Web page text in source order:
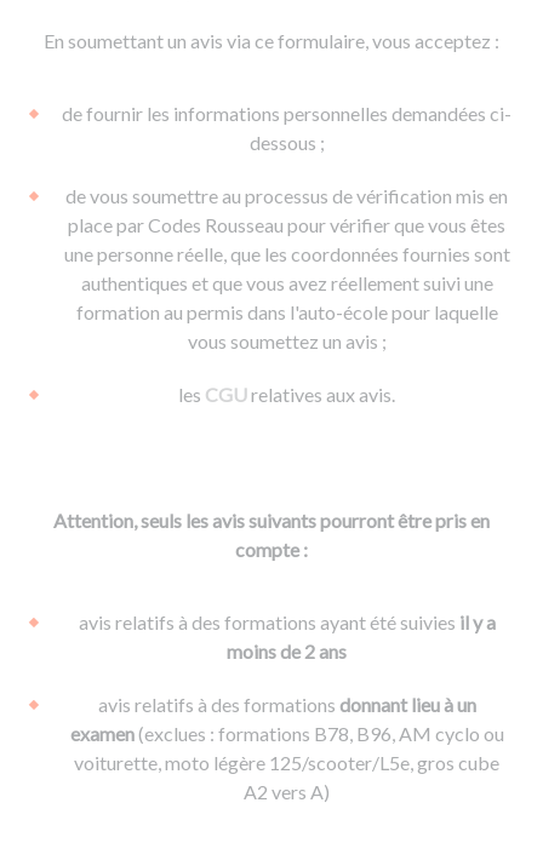
En soumettant un avis via ce formulaire, vous acceptez :
de fournir les informations personnelles demandées ci-
dessous ;
de vous soumettre au processus de vérification mis en
place par Codes Rousseau pour vérifier que vous êtes
une personne réelle, que les coordonnées fournies sont
authentiques et que vous avez réellement suivi une
formation au permis dans l'auto-école pour laquelle
vous soumettez un avis ;
les CGUrelatives aux avis.
Attention, seuls les avis suivants pourront être pris en
compte :
avis relatifs à des formations ayant été suivies il y a
moins de 2 ans
avis relatifs à des formations donnant lieu à un
examen(exclues : formations B78, B96, AM cyclo ou
voiturette, moto légère 125/scooter/L5e, gros cube
A2 vers A)